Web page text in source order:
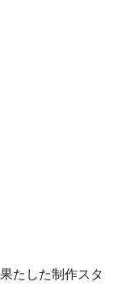
たした制作スタ